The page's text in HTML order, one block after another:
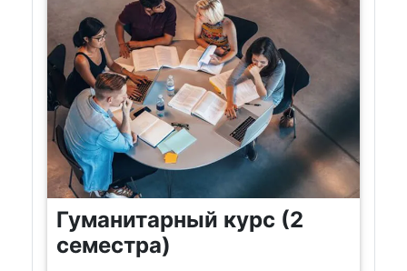
Гуманитарный курс (2
семестра)